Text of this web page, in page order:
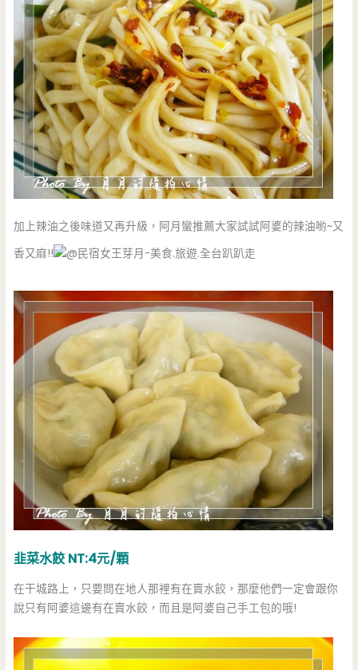
加上辣油之後味道又再升級，阿月蠻推薦大家試試阿婆的辣油喲~又
香又麻!!
韭菜水餃 NT:4元/顆
在干城路上，只要問在地人那裡有在賣水餃，那麼他們一定會跟你
說只有阿婆這邊有在賣水餃，而且是阿婆自己手工包的哦!